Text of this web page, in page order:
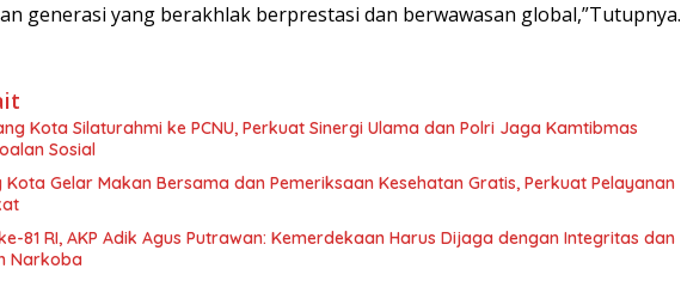
generasi yang berakhlak berprestasi dan berwawasan global,”Tutupnya.
Kota Silaturahmi ke PCNU, Perkuat Sinergi Ulama dan Polri Jaga Kamtibmas
Sosial
Kota Gelar Makan Bersama dan Pemeriksaan Kesehatan Gratis, Perkuat Pelayanan
81 RI, AKP Adik Agus Putrawan: Kemerdekaan Harus Dijaga dengan Integritas dan
Narkoba